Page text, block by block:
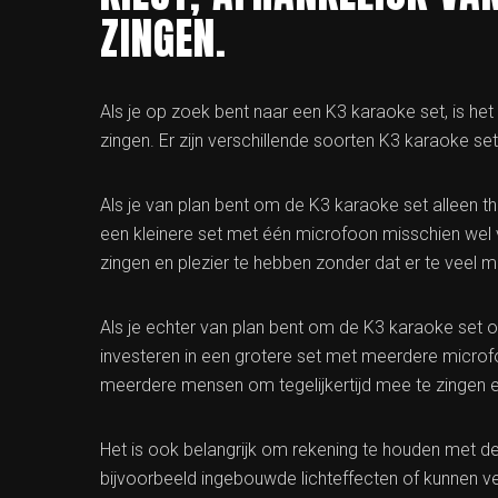
ZINGEN.
Als je op zoek bent naar een K3 karaoke set, is
zingen. Er zijn verschillende soorten K3 karaoke
Als je van plan bent om de K3 karaoke set alleen
een kleinere set met één microfoon misschien
zingen en plezier te hebben zonder dat er te veel
Als je echter van plan bent om de K3 karaoke set
investeren in een grotere set met meerdere
meerdere mensen om tegelijkertijd mee te
Het is ook belangrijk om rekening te houden met
bijvoorbeeld ingebouwde lichteffecten of kunnen